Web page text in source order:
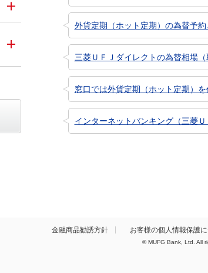
外貨定期（ホット定期）の為替予約
三菱ＵＦＪダイレクトの為替相場
窓口では外貨定期（ホット定期）
インターネットバンキング（三菱
金融商品勧誘方針 お客様の個人情報保護
© MUFG Bank, Ltd. All